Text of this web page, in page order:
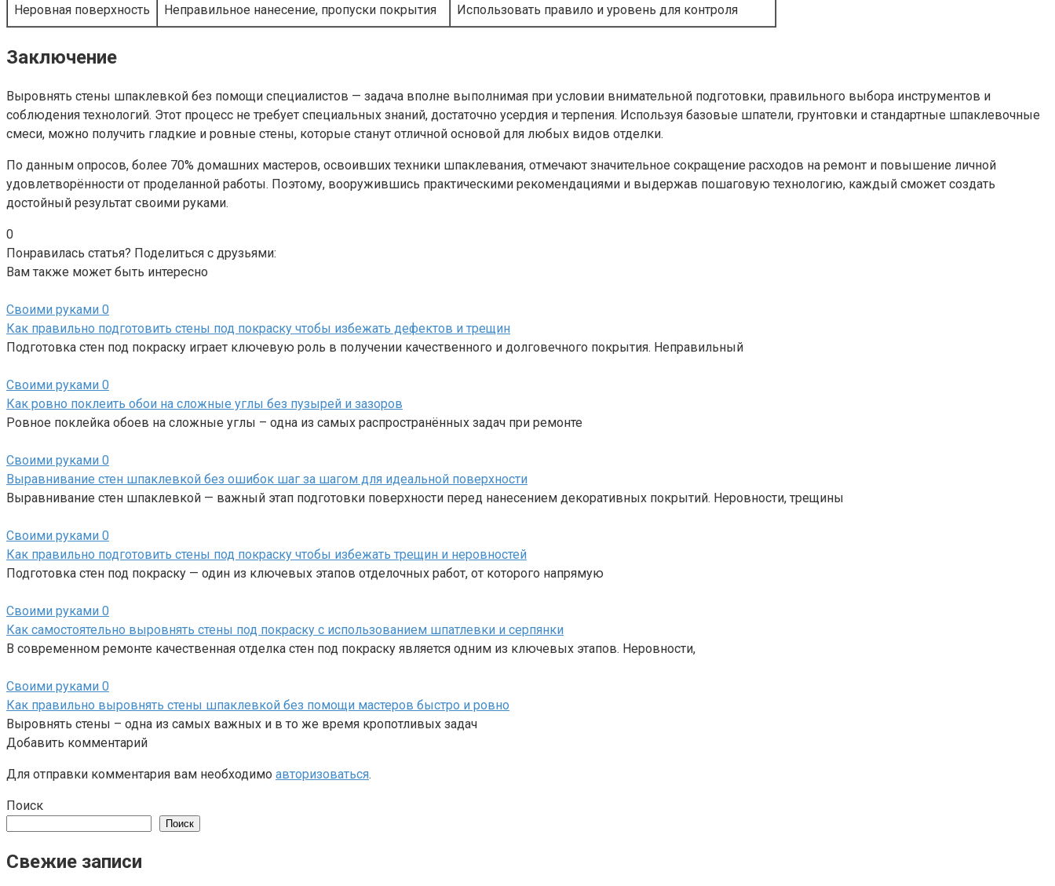
Неровная поверхность Неправильное нанесение, пропуски покрытия Использовать правило и уровень для контроля
Заключение
Выровнять стены шпаклевкой без помощи специалистов — задача вполне выполнимая при условии внимательной подготовки, правильного выбора инструментов и
соблюдения технологий. Этот процесс не требует специальных знаний, достаточно усердия и терпения. Используя базовые шпатели, грунтовки и стандартные шпаклевочные
смеси, можно получить гладкие и ровные стены, которые станут отличной основой для любых видов отделки.
По данным опросов, более 70% домашних мастеров, освоивших техники шпаклевания, отмечают значительное сокращение расходов на ремонт и повышение личной
удовлетворённости от проделанной работы. Поэтому, вооружившись практическими рекомендациями и выдержав пошаговую технологию, каждый сможет создать
достойный результат своими руками.
0
Понравилась статья? Поделиться с друзьями:
Вам также может быть интересно
Своими руками 0
Как правильно подготовить стены под покраску чтобы избежать дефектов и трещин
Подготовка стен под покраску играет ключевую роль в получении качественного и долговечного покрытия. Неправильный
Своими руками 0
Как ровно поклеить обои на сложные углы без пузырей и зазоров
Ровное поклейка обоев на сложные углы – одна из самых распространённых задач при ремонте
Своими руками 0
Выравнивание стен шпаклевкой без ошибок шаг за шагом для идеальной поверхности
Выравнивание стен шпаклевкой — важный этап подготовки поверхности перед нанесением декоративных покрытий. Неровности, трещины
Своими руками 0
Как правильно подготовить стены под покраску чтобы избежать трещин и неровностей
Подготовка стен под покраску — один из ключевых этапов отделочных работ, от которого напрямую
Своими руками 0
Как самостоятельно выровнять стены под покраску с использованием шпатлевки и серпянки
В современном ремонте качественная отделка стен под покраску является одним из ключевых этапов. Неровности,
Своими руками 0
Как правильно выровнять стены шпаклевкой без помощи мастеров быстро и ровно
Выровнять стены – одна из самых важных и в то же время кропотливых задач
Добавить комментарий
Для отправки комментария вам необходимо авторизоваться.
Поиск
Поиск
Свежие записи